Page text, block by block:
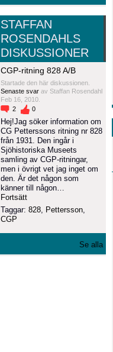
STAFFAN
ROSENDAHLS
DISKUSSIONER
CGP-ritning 828 A/B
Startade den här diskussionen.
Senaste svar av Staffan Rosendahl
Feb 16, 2010.
2
0
Hej!Jag söker information om
CG Petterssons ritning nr 828
från 1931. Den ingår i
Sjöhistoriska Museets
samling av CGP-ritningar,
men i övrigt vet jag inget om
den. Är det någon som
känner till någon…
Fortsätt
Taggar: 828, Pettersson,
CGP
Se alla